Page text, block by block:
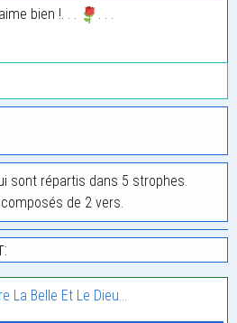
bien !. . .
sont répartis dans 5 strophes.
de 2 vers.
La Belle Et Le Dieu…